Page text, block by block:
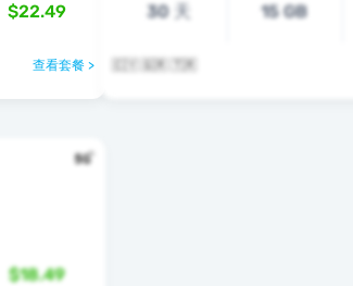
$22.49
查看套餐 >
30 天 15 GB
🇨🇾 🇬🇷 🇹🇷
$18.49